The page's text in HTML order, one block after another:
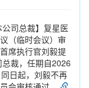
公司总裁】复星医
（临时会议）审
席执行官刘毅提
裁，任期自2026
日起，刘毅不再